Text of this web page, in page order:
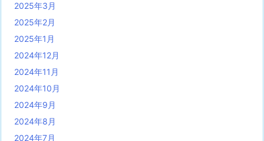
2025年3月
2025年2月
2025年1月
2024年12月
2024年11月
2024年10月
2024年9月
2024年8月
2024年7月